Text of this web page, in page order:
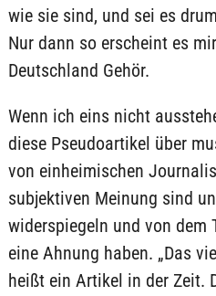
wie sie sind, und sei es
Nur dann so erscheint es
Deutschland Gehör.
Wenn ich eins nicht
diese Pseudoartikel über
von einheimischen
subjektiven Meinung sind
widerspiegeln und von dem
eine Ahnung haben. „Das
heißt ein Artikel in der Zeit.